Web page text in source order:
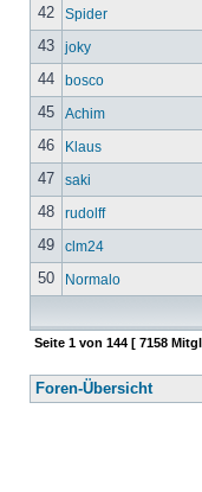
42 Spider
43 joky
44 bosco
45 Achim
46 Klaus
47 saki
48 rudolff
49 clm24
50 Normalo
Seite 1 von 144 [ 7158
Foren-Übersicht